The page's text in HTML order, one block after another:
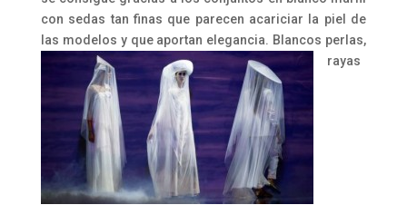
con sedas tan finas que parecen acariciar la piel de
las modelos y que aportan elegancia. Blancos perlas,
rayas